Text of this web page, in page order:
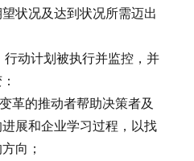
状况及达到状况所需迈出
行动计划被执行并监控，并
革的推动者帮助决策者及
展和企业学习过程，以找
向；